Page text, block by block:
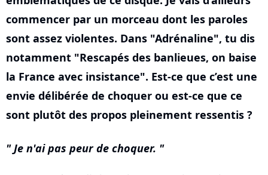
commencer par un morceau dont les paroles
sont assez violentes. Dans "Adrénaline", tu dis
notamment "Rescapés des banlieues, on baise
la France avec insistance". Est-ce que c’est une
envie délibérée de choquer ou est-ce que ce
sont plutôt des propos pleinement ressentis ?
Je n'ai pas peur de choquer.